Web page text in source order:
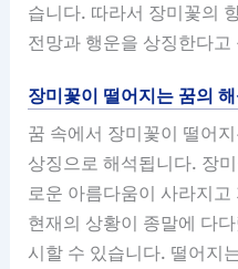
습니다. 따라서 장미꽃의
전망과 행운을 상징한다고
장미꽃이 떨어지는 꿈의 해
꿈 속에서 장미꽃이 떨어
상징으로 해석됩니다. 장
로운 아름다움이 사라지
현재의 상황이 종말에 다
시할 수 있습니다. 떨어지